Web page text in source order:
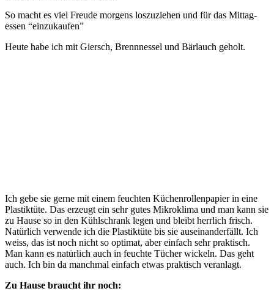
So macht es viel Freu­de mor­gens los­zu­zie­hen und für das Mit­tag­
essen “ein­zu­kau­fen”
Heu­te habe ich mit Giersch, Brenn­nes­sel und Bär­lauch geholt.
Ich gebe sie ger­ne mit einem feuch­ten Küchen­rol­len­pa­pier in eine
Plas­tik­tü­te. Das erzeugt ein sehr gutes Mikro­kli­ma und man kann sie
zu Hau­se so in den Kühl­schrank legen und bleibt herr­lich frisch.
Natür­lich ver­wen­de ich die Plas­tik­tü­te bis sie aus­ein­an­der­fällt. Ich
weiss, das ist noch nicht so opti­mat, aber ein­fach sehr prak­tisch.
Man kann es natür­lich auch in feuch­te Tücher wickeln. Das geht
auch. Ich bin da manch­mal ein­fach etwas prak­tisch veranlagt.
Zu Hau­se braucht ihr noch: